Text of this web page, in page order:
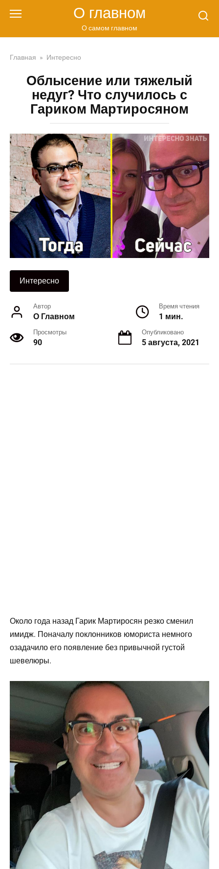
О главном
О самом главном
Главная » Интересно
Облысение или тяжелый
недуг? Что случилось с
Гариком Мартиросяном
Интересно
Автор
О Главном
Время чтения
1 мин.
Просмотры
90
Опубликовано
5 августа, 2021
Около года назад Гарик Мартиросян резко сменил
имидж. Поначалу поклонников юмориста немного
озадачило его появление без привычной густой
шевелюры.